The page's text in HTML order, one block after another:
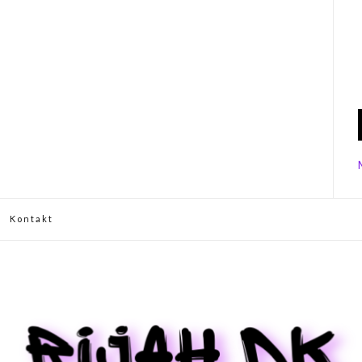
Kontakt